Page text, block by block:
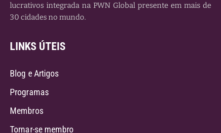
lucrativos integrada na PWN Global presente em mais de
30 cidades no mundo.
LINKS ÚTEIS
Blog e Artigos
Programas
Membros
Tornar-se membro